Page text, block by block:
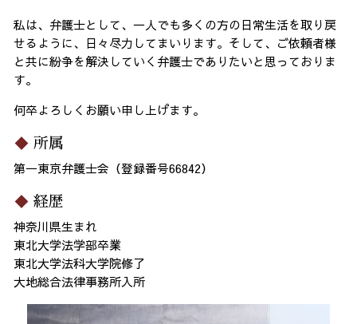
私は、弁護士として、一人でも多くの方の日常生活を取り戻
せるように、日々尽力してまいります。そして、ご依頼者様
と共に紛争を解決していく弁護士でありたいと思っておりま
す。
何卒よろしくお願い申し上げます。
所属
第一東京弁護士会（登録番号66842）
経歴
神奈川県生まれ
東北大学法学部卒業
東北大学法科大学院修了
大地総合法律事務所入所